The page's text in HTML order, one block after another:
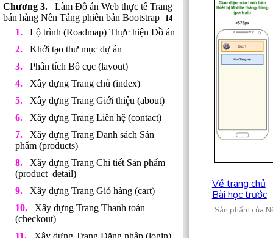
Làm Đồ án Web thực tế Trang
bán hàng Nền Tảng phiên bản Bootstrap
14
Lộ trình (Roadmap) Thực hiện Đồ án
Khởi tạo thư mục dự án
Phân tích Bố cục (layout)
Xây dựng Trang chủ (index)
Xây dựng Trang Giới thiệu (about)
Xây dựng Trang Liên hệ (contact)
Xây dựng Trang Danh sách Sản
phẩm (products)
Xây dựng Trang Chi tiết Sản phẩm
(product_detail)
Xây dựng Trang Giỏ hàng (cart)
Xây dựng Trang Thanh toán
(checkout)
Xây dựng Trang Đăng nhập (login)
Về trang chủ
Bài học trước
Sản phẩm của